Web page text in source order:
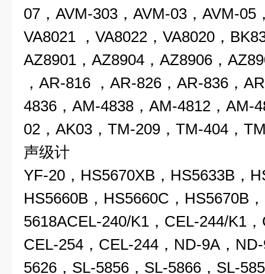
07， AVM-303，AVM-03，AVM-05
VA8021 ，VA8022，VA8020，
AZ8901，AZ8904，AZ8906，
，AR-816 ，AR-826，AR-836，
4836，AM-4838，AM-4812，AM-
02，AK03，TM-209，TM-404，
声级计
YF-20，HS5670XB，HS5633B，
HS5660B，HS5660C，HS5670B
5618ACEL-240/K1，CEL-244/K1
CEL-254，CEL-244，ND-9A，
5626，SL-5856，SL-5866，SL-